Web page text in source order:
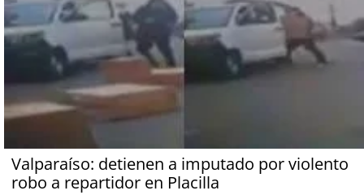
Valparaíso: detienen a imputado por violento
robo a repartidor en Placilla